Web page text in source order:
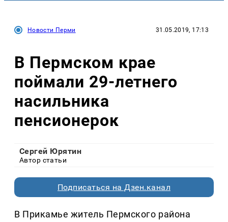
Новости Перми 31.05.2019, 17:13
В Пермском крае
поймали 29-летнего
насильника
пенсионерок
Сергей Юрятин
Автор статьи
Подписаться на Дзен.канал
В Прикамье житель Пермского района